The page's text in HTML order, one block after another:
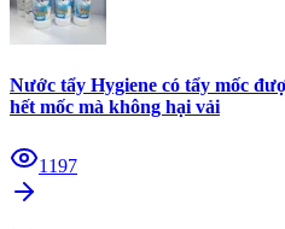
Nước tẩy Hygiene có tẩy mốc
hết mốc mà không hại vải
1197